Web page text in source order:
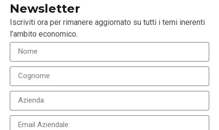
I più recenti
Newsletter
Iscriviti ora per rimanere aggiornato su tutti i temi inerenti
l’ambito economico.